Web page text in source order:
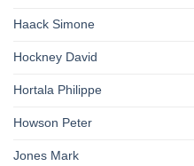
Haack Simone
Hockney David
Hortala Philippe
Howson Peter
Jones Mark